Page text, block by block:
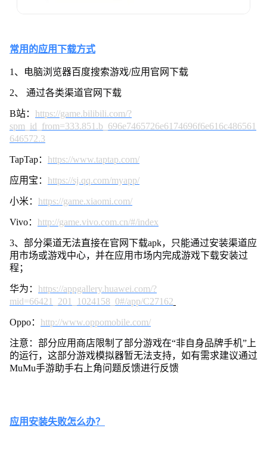
常用的应用下载方式
1、电脑浏览器百度搜索游戏/应用官网下载
2、 通过各类渠道官网下载
B站： https://game.bilibili.com/?
spm_id_from=333.851.b_696e7465726e6174696f6e616c486561
646572.3
TapTap： https://www.taptap.com/
应用宝： https://sj.qq.com/myapp/
小米： https://game.xiaomi.com/
Vivo： http://game.vivo.com.cn/#/index
3、部分渠道无法直接在官网下载apk，只能通过安装渠道应
用市场或游戏中心，并在应用市场内完成游戏下载安装过
程；
华为： https://appgallery.huawei.com/?
mid=66421_201_1024158_0#/app/C27162
Oppo： http://www.oppomobile.com/
注意：部分应用商店限制了部分游戏在“非自身品牌手机”上
的运行，这部分游戏模拟器暂无法支持，如有需求建议通过
MuMu手游助手右上角问题反馈进行反馈
应用安装失败怎么办？